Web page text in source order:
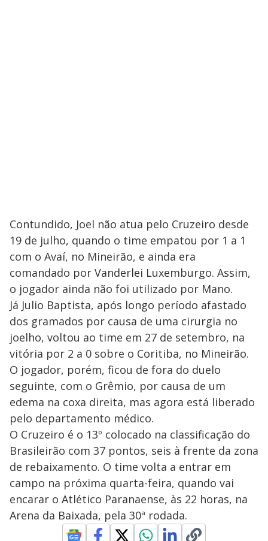
Contundido, Joel não atua pelo Cruzeiro desde
19 de julho, quando o time empatou por 1 a 1
com o Avaí, no Mineirão, e ainda era
comandado por Vanderlei Luxemburgo. Assim,
o jogador ainda não foi utilizado por Mano.
Já Julio Baptista, após longo período afastado
dos gramados por causa de uma cirurgia no
joelho, voltou ao time em 27 de setembro, na
vitória por 2 a 0 sobre o Coritiba, no Mineirão.
O jogador, porém, ficou de fora do duelo
seguinte, com o Grêmio, por causa de um
edema na coxa direita, mas agora está liberado
pelo departamento médico.
O Cruzeiro é o 13º colocado na classificação do
Brasileirão com 37 pontos, seis à frente da zona
de rebaixamento. O time volta a entrar em
campo na próxima quarta-feira, quando vai
encarar o Atlético Paranaense, às 22 horas, na
Arena da Baixada, pela 30ª rodada.